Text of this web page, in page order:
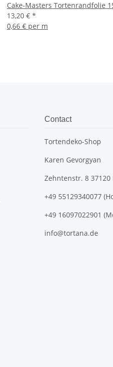
Cake-Masters Tortenrandfolie
13,20 € *
0,66 € per m
Contact
Tortendeko-Shop
Karen Gevorgyan
Zehntenstr. 8 37120
+49 55129340077
+49 16097022901
info@tortana.de